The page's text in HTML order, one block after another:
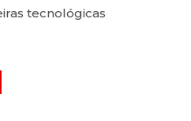
tecnológicas